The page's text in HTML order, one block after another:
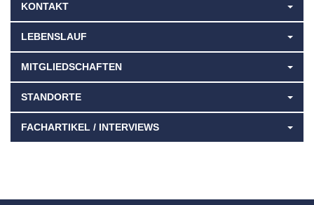
KONTAKT
LEBENSLAUF
MITGLIEDSCHAFTEN
STANDORTE
FACHARTIKEL / INTERVIEWS